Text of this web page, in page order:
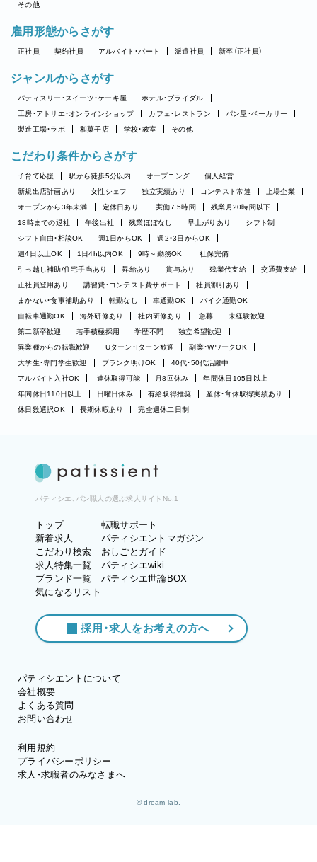
その他
雇用形態からさがす
正社員 契約社員 アルバイト・パート 派遣社員 新卒（正社員）
ジャンルからさがす
パティスリー・スイーツ・ケーキ屋
ホテル・ブライダル
工房・アトリエ・オンラインショップ
カフェ・レストラン
パン屋・ベーカリー
製造工場・ラボ
和菓子店 学校・教室 その他
こだわり条件からさがす
子育て応援 駅から徒歩5分以内 オープニング
個人経営
新規出店計画あり
女性シェフ 独立実績あり コンテスト常連
上場企業
オープンから3年未満
定休日あり 実働7.5時間
残業月20時間以下
18時までの退社
午後出社 残業ほぼなし 早上がりあり
シフト制
シフト自由・相談OK
週1日からOK
週2・3日からOK
週4日以上OK
1日4h以内OK 9時～勤務OK
社保完備
引っ越し補助/住宅手当あり
昇給あり 賞与あり 残業代支給
交通費支給
正社員登用あり
講習費・コンテスト費サポート
社員割引あり
まかない・食事補助あり
転勤なし 車通勤OK
バイク通勤OK
自転車通勤OK
海外研修あり 社内研修あり 急募
未経験歓迎
第二新卒歓迎
若手積極採用 学歴不問
独立希望歓迎
異業種からの転職歓迎
Uターン・Iターン歓迎
副業・WワークOK
大学生・専門学生歓迎
ブランク明けOK
40代・50代活躍中
アルバイト入社OK
連休取得可能 月8回休み
年間休日105日以上
年間休日110日以上
日曜日休み 有給取得推奨
産休・育休取得実績あり
休日数選択OK
長期休暇あり 完全週休二日制
パティシエ、パン職人の選ぶ求人サイトNo.1
トップ
新着求人
こだわり検索
求人特集一覧
ブランド一覧
気になるリスト
転職サポート
パティシエントマガジン
おしごとガイド
パティシエwiki
パティシエ世論BOX
採用・求人をお考えの方へ
パティシエントについて
会社概要
よくある質問
お問い合わせ
利用規約
プライバシーポリシー
求人・求職者のみなさまへ
© dream lab.